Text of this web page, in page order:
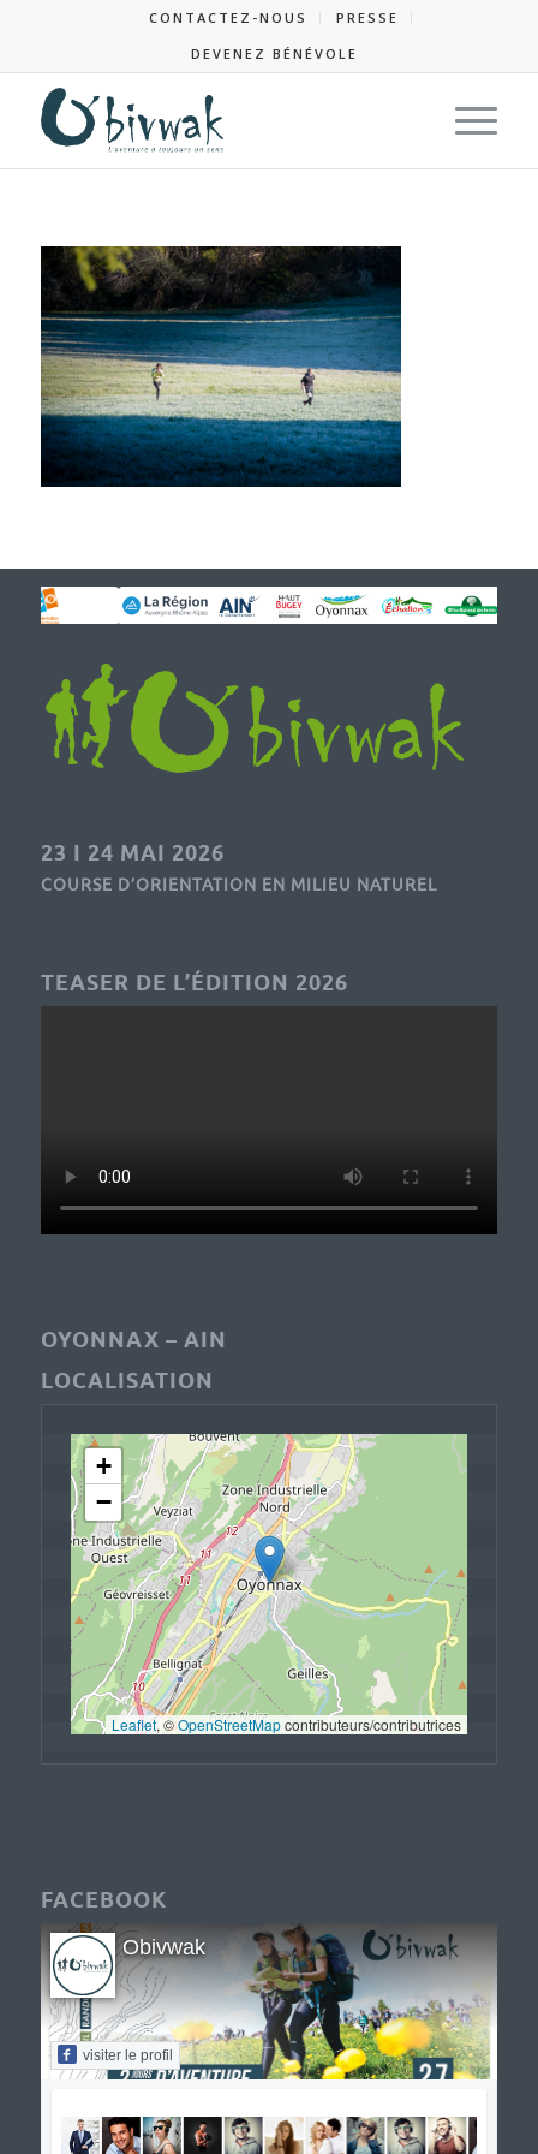
CONTACTEZ-NOUS
PRESSE
DEVENEZ BÉNÉVOLE
23 I 24 MAI 2026
COURSE D’ORIENTATION EN MILIEU NATUREL
TEASER DE L’ÉDITION 2026
OYONNAX – AIN
LOCALISATION
+
−
Leaflet, © OpenStreetMap contributeurs/contributrices
FACEBOOK
Obivwak
visiter le profil